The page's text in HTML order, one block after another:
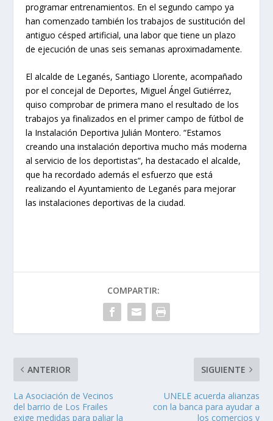
programar entrenamientos. En el segundo campo ya
han comenzado también los trabajos de sustitución del
antiguo césped artificial, una labor que tiene un plazo
de ejecución de unas seis semanas aproximadamente.
El alcalde de Leganés, Santiago Llorente, acompañado
por el concejal de Deportes, Miguel Ángel Gutiérrez,
quiso comprobar de primera mano el resultado de los
trabajos ya finalizados en el primer campo de fútbol de
la Instalación Deportiva Julián Montero. “Estamos
creando una instalación deportiva mucho más moderna
al servicio de los deportistas”, ha destacado el alcalde,
que ha recordado además el esfuerzo que está
realizando el Ayuntamiento de Leganés para mejorar
las instalaciones deportivas de la ciudad.
COMPARTIR:
ANTERIOR
La Asociación de Vecinos
del barrio de Los Frailes
exige medidas para paliar la
SIGUIENTE
UNELE acuerda alianzas
con la banca para ayudar a
los comercios y